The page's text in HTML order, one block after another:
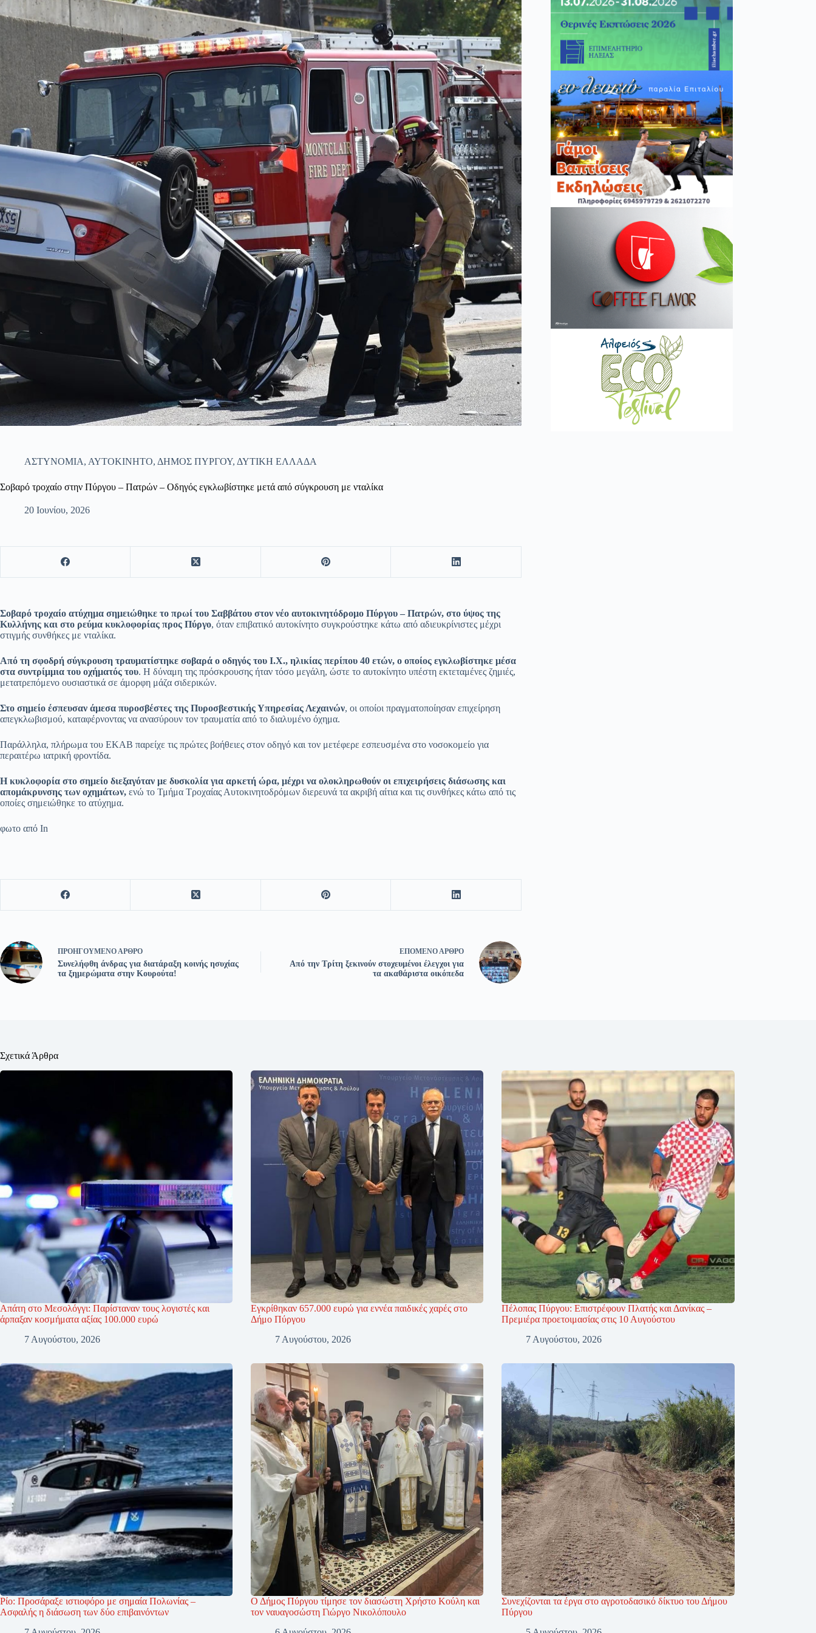
ΑΣΤΥΝΟΜΙΑ, ΑΥΤΟΚΙΝΗΤΟ, ΔΗΜΟΣ ΠΥΡΓΟΥ, ΔΥΤΙΚΗ ΕΛΛΑΔΑ
Σοβαρό τροχαίο στην Πύργου – Πατρών – Οδηγός εγκλωβίστηκε μετά από σύγκρουση με νταλίκα
20 Ιουνίου, 2026
Σοβαρό τροχαίο ατύχημα σημειώθηκε το πρωί του Σαββάτου στον νέο αυτοκινητόδρομο Πύργου – Πατρών, στο ύψος της
Κυλλήνης και στο ρεύμα κυκλοφορίας προς Πύργο, όταν επιβατικό αυτοκίνητο συγκρούστηκε κάτω από αδιευκρίνιστες μέχρι
στιγμής συνθήκες με νταλίκα.
Από τη σφοδρή σύγκρουση τραυματίστηκε σοβαρά ο οδηγός του Ι.Χ., ηλικίας περίπου 40 ετών, ο οποίος εγκλωβίστηκε μέσα
στα συντρίμμια του οχήματός του. Η δύναμη της πρόσκρουσης ήταν τόσο μεγάλη, ώστε το αυτοκίνητο υπέστη εκτεταμένες ζημιές,
μετατρεπόμενο ουσιαστικά σε άμορφη μάζα σιδερικών.
Στο σημείο έσπευσαν άμεσα πυροσβέστες της Πυροσβεστικής Υπηρεσίας Λεχαινών, οι οποίοι πραγματοποίησαν επιχείρηση
απεγκλωβισμού, καταφέρνοντας να ανασύρουν τον τραυματία από το διαλυμένο όχημα.
Παράλληλα, πλήρωμα του ΕΚΑΒ παρείχε τις πρώτες βοήθειες στον οδηγό και τον μετέφερε εσπευσμένα στο νοσοκομείο για
περαιτέρω ιατρική φροντίδα.
Η κυκλοφορία στο σημείο διεξαγόταν με δυσκολία για αρκετή ώρα, μέχρι να ολοκληρωθούν οι επιχειρήσεις διάσωσης και
απομάκρυνσης των οχημάτων, ενώ το Τμήμα Τροχαίας Αυτοκινητοδρόμων διερευνά τα ακριβή αίτια και τις συνθήκες κάτω από τις
οποίες σημειώθηκε το ατύχημα.
φωτο από In
ΠΡΟΗΓΟΎΜΕΝΟΆΡΘΡΟ
Συνελήφθη άνδρας για διατάραξη κοινής ησυχίας
τα ξημερώματα στην Κουρούτα!
ΕΠΌΜΕΝΟΆΡΘΡΟ
Από την Τρίτη ξεκινούν στοχευμένοι έλεγχοι για
τα ακαθάριστα οικόπεδα
Σχετικά Άρθρα
Απάτη στο Μεσολόγγι: Παρίσταναν τους λογιστές και
άρπαξαν κοσμήματα αξίας 100.000 ευρώ
7 Αυγούστου, 2026
Εγκρίθηκαν 657.000 ευρώ για εννέα παιδικές χαρές στο
Δήμο Πύργου
7 Αυγούστου, 2026
Πέλοπας Πύργου: Επιστρέφουν Πλατής και Δανίκας –
Πρεμιέρα προετοιμασίας στις 10 Αυγούστου
7 Αυγούστου, 2026
Ρίο: Προσάραξε ιστιοφόρο με σημαία Πολωνίας –
Ασφαλής η διάσωση των δύο επιβαινόντων
Ο Δήμος Πύργου τίμησε τον διασώστη Χρήστο Κούλη και
τον ναυαγοσώστη Γιώργο Νικολόπουλο
Συνεχίζονται τα έργα στο αγροτοδασικό δίκτυο του Δήμου
Πύργου